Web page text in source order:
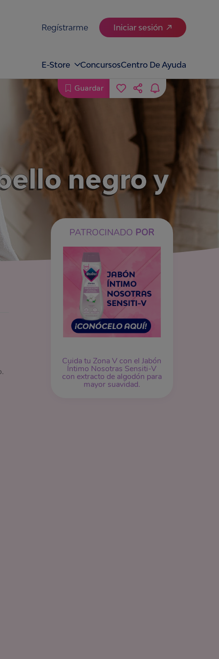
Regístrarme Iniciar sesión
E-Store ConcursosCentro De Ayuda
negro y
PATROCINADO POR
Cuida tu Zona V con el Jabón
Íntimo Nosotras Sensiti-V
con extracto de algodón para
mayor suavidad.
Guardar